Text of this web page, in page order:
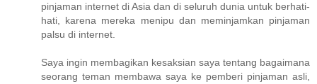
pinjaman internet di Asia dan di seluruh dunia untuk berhati-
hati, karena mereka menipu dan meminjamkan pinjaman
palsu di internet.
Saya ingin membagikan kesaksian saya tentang bagaimana
seorang teman membawa saya ke pemberi pinjaman asli,